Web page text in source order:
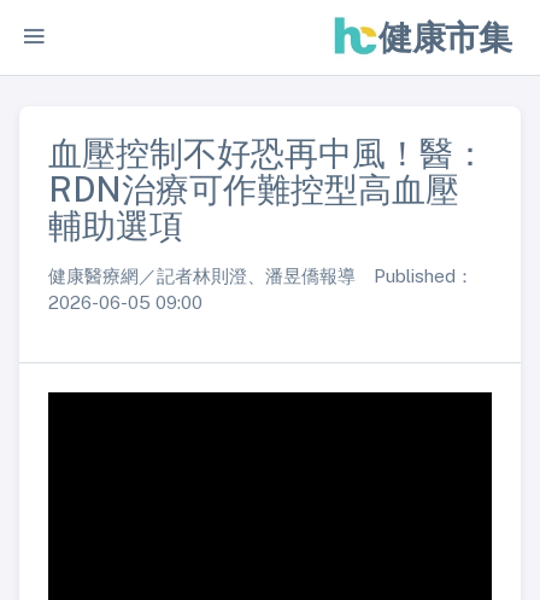
健康市集
血壓控制不好恐再中風！醫：
RDN治療可作難控型高血壓
輔助選項
健康醫療網／記者林則澄、潘昱僑報導 Published：
2026-06-05 09:00